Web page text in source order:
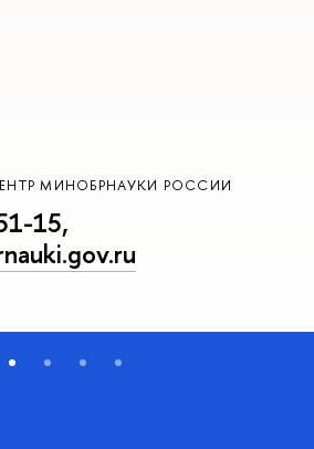
МИНОБРНАУКИ РОССИИ
15,